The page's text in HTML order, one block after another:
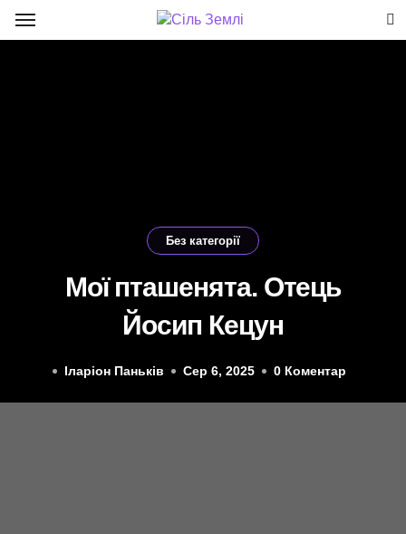
Без категорії
Мої пташенята. Отець
Йосип Кецун
Іларіон Паньків Сер 6, 2025 0 Коментар